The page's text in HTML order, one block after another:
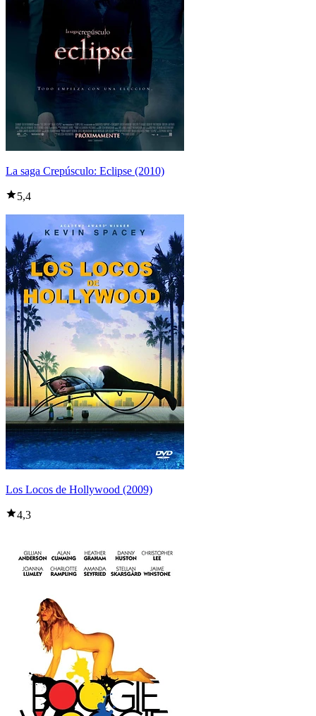
La saga Crepúsculo: Eclipse (2010)
5,4
Los Locos de Hollywood (2009)
4,3